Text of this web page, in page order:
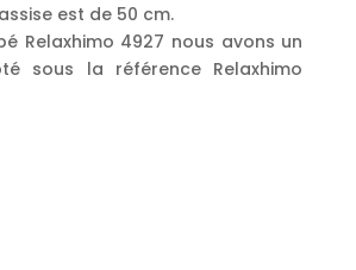
est de 50 cm.
Relaxhimo 4927 nous avons un
sous la référence Relaxhimo